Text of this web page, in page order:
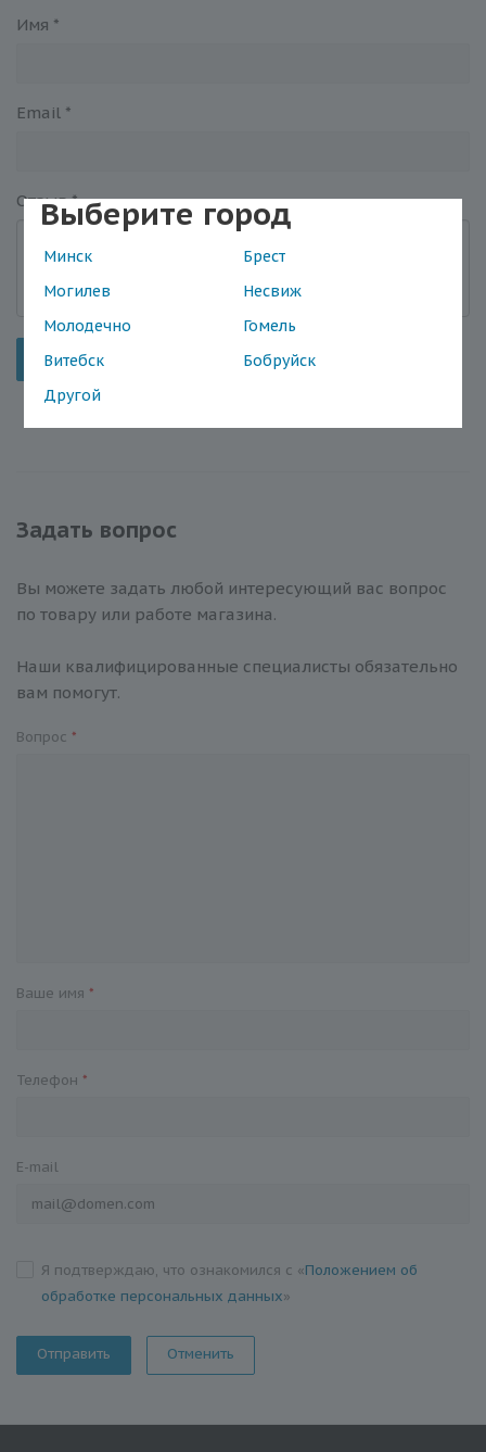
Выберите город
Минск
Брест
Могилев
Несвиж
Молодечно
Гомель
Витебск
Бобруйск
Другой
Имя *
Email *
Отзыв*
Отправить
Задать вопрос
Вы можете задать любой интересующий вас вопрос
по товару или работе магазина.
Наши квалифицированные специалисты обязательно
вам помогут.
Вопрос *
Ваше имя *
Телефон *
E-mail
Я подтверждаю, что ознакомился с «Положением об
обработке персональных данных»
Отменить